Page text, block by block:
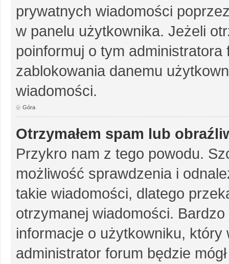
prywatnych wiadomości
w panelu użytkownika. Jeżeli
poinformuj o tym
zablokowania danemu
wiadomości.
Góra
Otrzymałem spam lub
Przykro nam z tego powodu.
możliwość sprawdzenia i
takie wiadomości, dlatego
otrzymanej wiadomości.
informacje o użytkowniku, który
administrator forum będzie